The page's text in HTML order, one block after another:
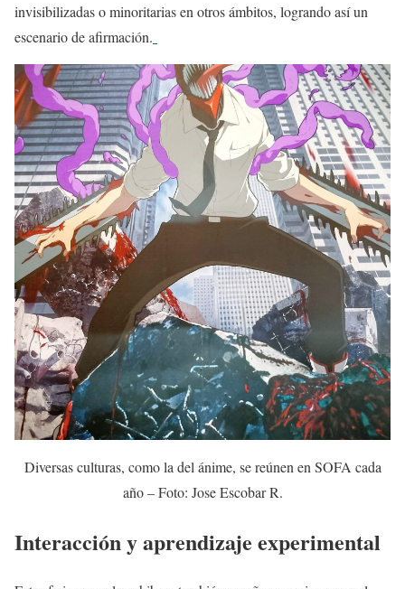
invisibilizadas o minoritarias en otros ámbitos, logrando así un
escenario de afirmación.
Diversas culturas, como la del ánime, se reúnen en SOFA cada
año – Foto: Jose Escobar R.
Interacción y aprendizaje experimental